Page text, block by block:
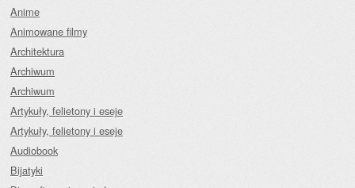
Anime
Animowane filmy
Architektura
Archiwum
Archiwum
Artykuły, felietony i eseje
Artykuły, felietony i eseje
Audiobook
Bijatyki